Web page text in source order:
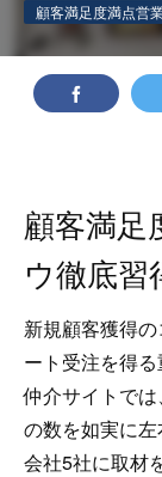
顧客満足度満点営
顧客満足
ウ徹底習
新規顧客獲得
ート受注を得
仲介サイトで
の数を如実に
会社5社に取材